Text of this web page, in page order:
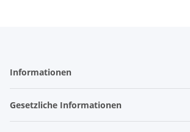
Informationen
Gesetzliche Informationen